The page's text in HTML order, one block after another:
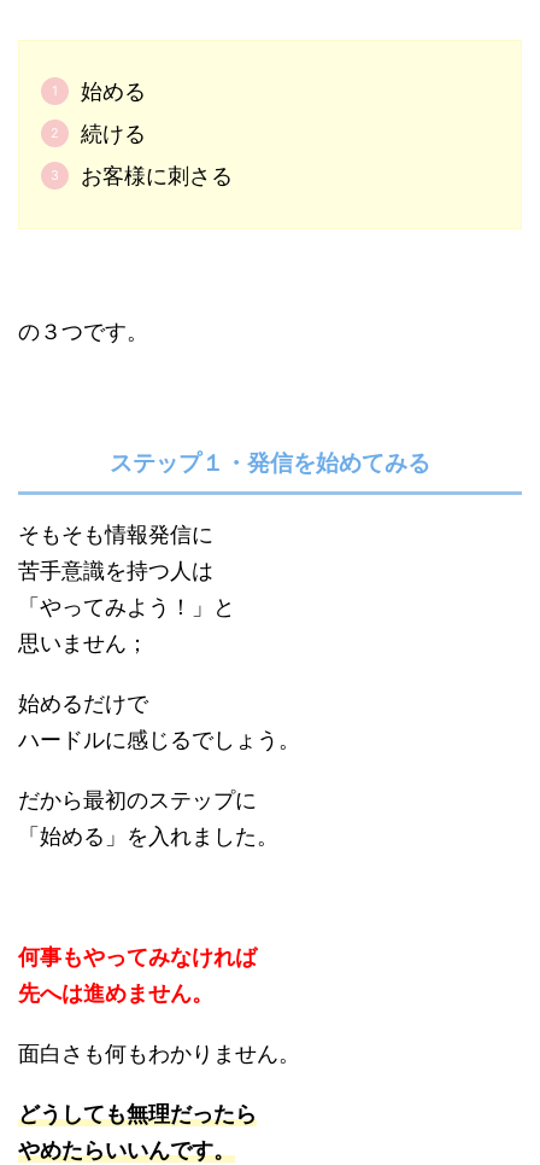
始める
続ける
お客様に刺さる
の３つです。
ステップ１・発信を始めてみる
そもそも情報発信に
苦手意識を持つ人は
「やってみよう！」と
思いません；
始めるだけで
ハードルに感じるでしょう。
だから最初のステップに
「始める」を入れました。
何事もやってみなければ
先へは進めません。
面白さも何もわかりません。
どうしても無理だったら
やめたらいいんです。